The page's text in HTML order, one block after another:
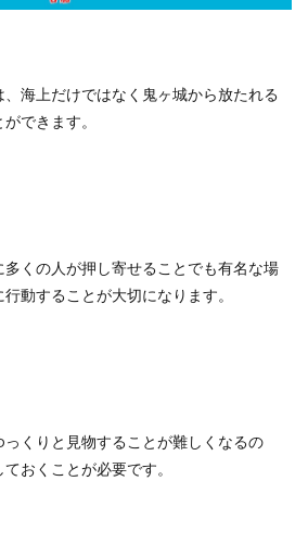
海上だけではなく鬼ヶ城から放たれる
できます。
くの人が押し寄せることでも有名な場
動することが大切になります。
くりと見物することが難しくなるの
おくことが必要です。